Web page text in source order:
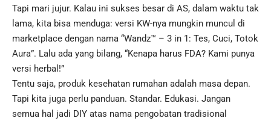
Tapi mari jujur. Kalau ini sukses besar di AS, dalam waktu tak
lama, kita bisa menduga: versi KW-nya mungkin muncul di
marketplace dengan nama “Wandz™ – 3 in 1: Tes, Cuci, Totok
Aura”. Lalu ada yang bilang, “Kenapa harus FDA? Kami punya
versi herbal!”
Tentu saja, produk kesehatan rumahan adalah masa depan.
Tapi kita juga perlu panduan. Standar. Edukasi. Jangan
semua hal jadi DIY atas nama pengobatan tradisional